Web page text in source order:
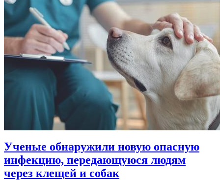
Ученые обнаружили новую опасную
инфекцию, передающуюся людям
через клещей и собак